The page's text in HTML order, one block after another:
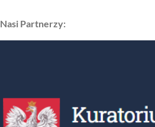
Nasi Partnerzy: